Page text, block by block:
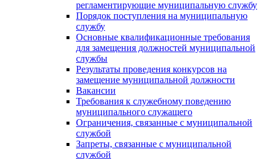
регламентирующие муниципальную службу
Порядок поступления на муниципальную
службу
Основные квалификационные требования
для замещения должностей муниципальной
службы
Результаты проведения конкурсов на
замещение муниципальной должности
Вакансии
Требования к служебному поведению
муниципального служащего
Ограничения, связанные с муниципальной
службой
Запреты, связанные с муниципальной
службой